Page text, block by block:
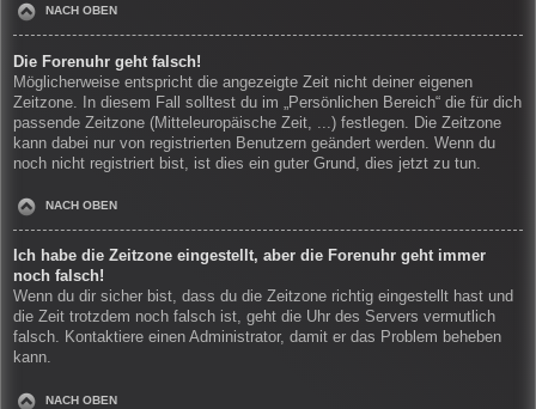
NACH OBEN
Die Forenuhr geht falsch!
Möglicherweise entspricht die angezeigte Zeit nicht deiner eigenen
Zeitzone. In diesem Fall solltest du im „Persönlichen Bereich“ die für dich
passende Zeitzone (Mitteleuropäische Zeit, ...) festlegen. Die Zeitzone
kann dabei nur von registrierten Benutzern geändert werden. Wenn du
noch nicht registriert bist, ist dies ein guter Grund, dies jetzt zu tun.
NACH OBEN
Ich habe die Zeitzone eingestellt, aber die Forenuhr geht immer
noch falsch!
Wenn du dir sicher bist, dass du die Zeitzone richtig eingestellt hast und
die Zeit trotzdem noch falsch ist, geht die Uhr des Servers vermutlich
falsch. Kontaktiere einen Administrator, damit er das Problem beheben
kann.
NACH OBEN